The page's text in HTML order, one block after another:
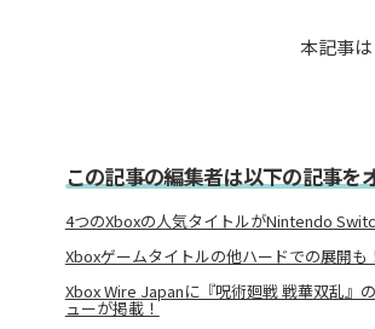
本記事
この記事の編集者は以下の記事を
4つのXboxの人気タイトルがNintendo
Xboxゲームタイトルの他ハードでの展開
Xbox Wire Japanに『呪術廻戦 戦華双乱』
ューが掲載！